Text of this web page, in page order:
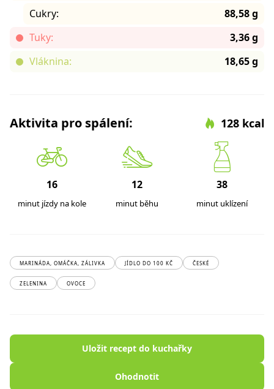
Cukry:
88,58 g
Tuky:
3,36 g
Vláknina:
18,65 g
Aktivita pro spálení: 128 kcal
16
minut jízdy na kole
12
minut běhu
38
minut uklízení
MARINÁDA, OMÁČKA, ZÁLIVKA JÍDLO DO 100 KČ ČESKÉ
ZELENINA OVOCE
Uložit recept do kuchařky
Ohodnotit